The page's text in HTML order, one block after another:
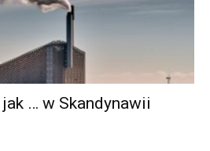
… w Skandynawii